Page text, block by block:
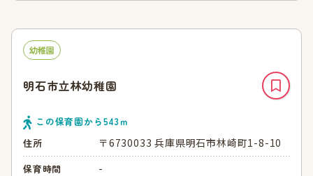
幼稚園
明石市立林幼稚園
この保育園から543ｍ
住所
〒6730033 兵庫県明石市林崎町1-8-10
保育時間 -